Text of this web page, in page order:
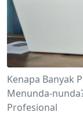
Kenapa Banyak
Menunda-
Profesional